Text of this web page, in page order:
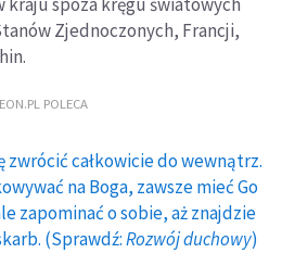
Zjednoczonych, Francji,
POLECA
zwrócić całkowicie do wewnątrz.
na Boga, zawsze mieć Go
zapominać o sobie, aż znajdzie
(Sprawdź:Rozwój duchowy)